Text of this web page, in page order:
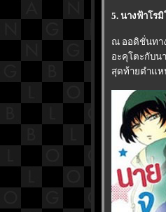
5. นางฟ้าโร
ณ ออดิชั่นทา
อะคุโตะกับน
สุดท้ายตำแห